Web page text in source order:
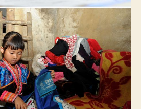
的
还
好
吗？
——
吉
雪
与